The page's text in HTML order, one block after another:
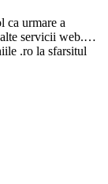
ca urmare a
servicii web.
.ro la sfarsitul
foarte